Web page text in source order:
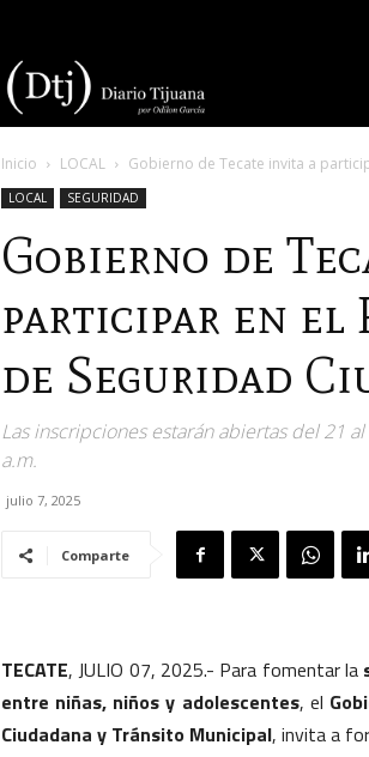
Tijuana
Inicio LOCAL Gobierno de Tecate invita a
LOCAL SEGURIDAD
Gobierno de
participar en el
de Seguridad
Las inscripciones estarán abiertas del 21
a.m.
julio 7, 2025
Comparte
TECATE, JULIO 07, 2025.- Para fomentar la
entre niñas, niños y adolescentes, el
Ciudadana y Tránsito Municipal, invita a